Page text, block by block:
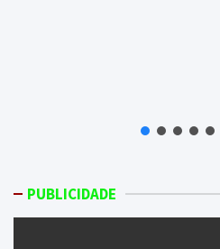
PUBLICIDADE